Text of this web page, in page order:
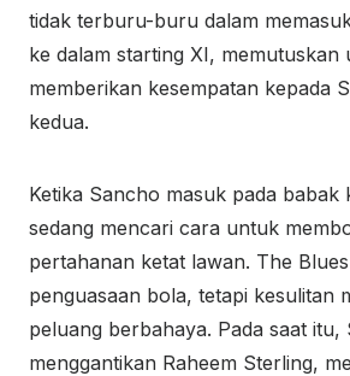
tidak terburu-buru dalam
ke dalam starting XI, memutuskan
memberikan kesempatan kepada
kedua.
Ketika Sancho masuk pada babak
sedang mencari cara untuk
pertahanan ketat lawan. The
penguasaan bola, tetapi kesulitan
peluang berbahaya. Pada saat itu,
menggantikan Raheem Sterling,